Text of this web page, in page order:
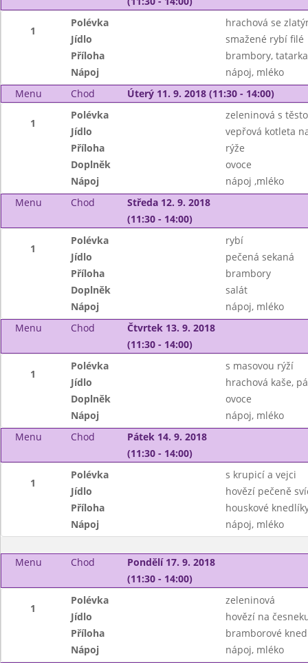
1
Polévka
hrachová se
Jídlo
smažené rybí filé
Příloha
brambory, tatarka
Nápoj
nápoj, mléko
Menu
Chod Úterý 11. 9. 2018 (11:30 - 14:00)
1
Polévka
zeleninová s
Jídlo
vepřová kotleta
Příloha
rýže
Doplněk
ovoce
Nápoj
nápoj ,mléko
Menu
Chod
Středa 12. 9. 2018
(11:30 - 14:00)
1
Polévka
rybí
Jídlo
pečená sekaná
Příloha
brambory
Doplněk
salát
Nápoj
nápoj, mléko
Menu
Chod
Čtvrtek 13. 9. 2018
(11:30 - 14:00)
1
Polévka
s masovou rýží
Jídlo
hrachová kaše,
Doplněk
ovoce
Nápoj
nápoj, mléko
Menu
Chod
Pátek 14. 9. 2018
(11:30 - 14:00)
1
Polévka
s krupicí a vejci
Jídlo
hovězí pečeně
Příloha
houskové
Nápoj
nápoj, mléko
Menu Chod
Pondělí 17. 9. 2018
(11:30 - 14:00)
1
Polévka
zeleninová
Jídlo
hovězí na
Příloha
bramborové
Nápoj
nápoj, mléko